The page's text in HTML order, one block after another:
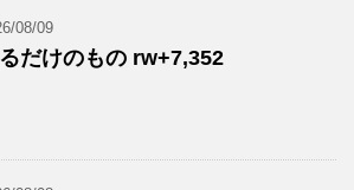
08/09
だけのもの rw+7,352